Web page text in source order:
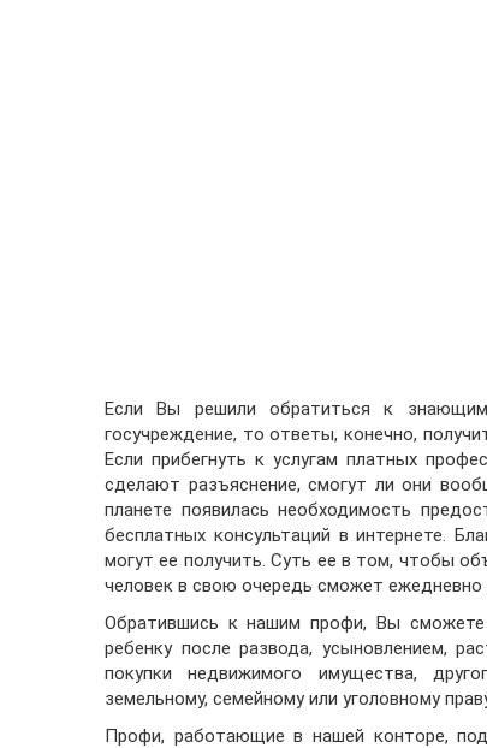
Если Вы решили обратиться к
госучреждение, то ответы, конечно,
Если прибегнуть к услугам платных
сделают разъяснение, смогут ли они
планете появилась необходимость
бесплатных консультаций в интернете.
могут ее получить. Суть ее в том, чтобы
человек в свою очередь сможет
Обратившись к нашим профи, Вы
ребенку после развода, усыновлением,
покупки недвижимого имущества,
земельному, семейному или уголовному
Профи, работающие в нашей конторе,